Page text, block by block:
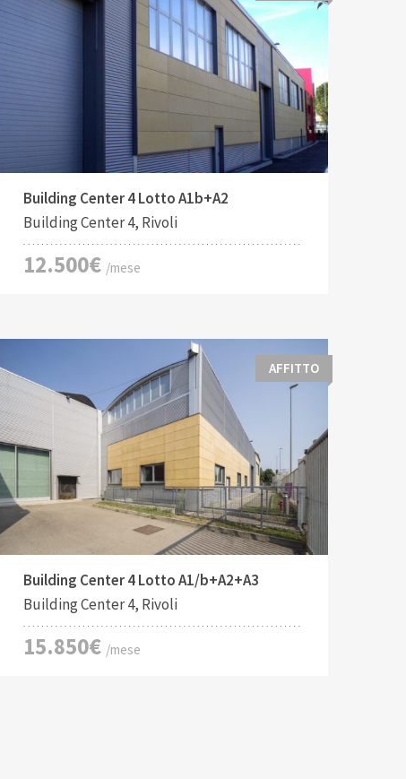
Tipo di contratto:
Costruito:
2384 M2
Building Center 4 Lotto A1b+A2
Building Center 4, Rivoli
12.500€ /mese
Tipo di contratto:
Costruito:
3139 M2
AFFITTO
Building Center 4 Lotto A1/b+A2+A3
Building Center 4, Rivoli
15.850€ /mese